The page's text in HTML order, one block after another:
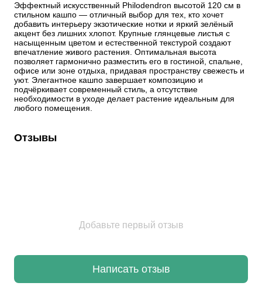
Эффектный искусственный Philodendron высотой 120 см в
стильном кашпо — отличный выбор для тех, кто хочет
добавить интерьеру экзотические нотки и яркий зелёный
акцент без лишних хлопот. Крупные глянцевые листья с
насыщенным цветом и естественной текстурой создают
впечатление живого растения. Оптимальная высота
позволяет гармонично разместить его в гостиной, спальне,
офисе или зоне отдыха, придавая пространству свежесть и
уют. Элегантное кашпо завершает композицию и
подчёркивает современный стиль, а отсутствие
необходимости в уходе делает растение идеальным для
любого помещения.
Отзывы
Добавьте первый отзыв
Написать отзыв